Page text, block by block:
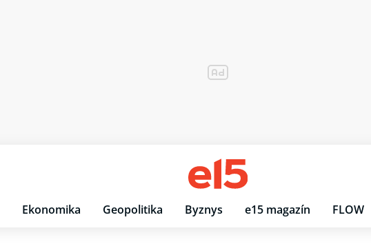
Ekonomika Geopolitika Byznys e15 magazín FLOW